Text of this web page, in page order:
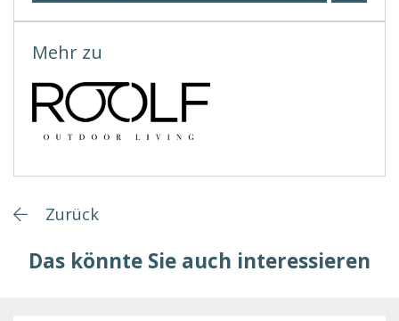
Mehr zu
Zurück
Das könnte Sie auch interessieren